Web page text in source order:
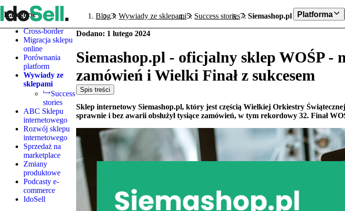
Platforma
Kategorie
Cross-border
Migracja sklepu
online
Porównania
platform
Wywiady ze
sklepami
Success
stories
ABC Sklepu
internetowego
Rozwój sklepu
internetowego
Sprzedaż na
marketplace
Zmiany
produktowe
Podcasty e-
commerce
IdoSell
Blog Wywiady ze sklepami Success stories Siemashop.pl - oficjalny
Dodano: 1 lutego 2024
Siemashop.pl - oficjalny sklep WOŚP -
zamówień i Wielki Finał z sukcesem
Spis treści
Sklep internetowy Siemashop.pl, który jest częścią Wielkiej Orkiestry
sprawnie i bez awarii obsłużył tysiące zamówień, w tym rekordowy 32. Finał